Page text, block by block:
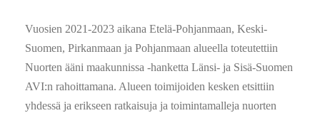
Vuosien 2021-2023 aikana Etelä-Pohjanmaan, Keski-
Suomen, Pirkanmaan ja Pohjanmaan alueella toteutettiin
Nuorten ääni maakunnissa -hanketta Länsi- ja Sisä-Suomen
AVI:n rahoittamana. Alueen toimijoiden kesken etsittiin
yhdessä ja erikseen ratkaisuja ja toimintamalleja nuorten